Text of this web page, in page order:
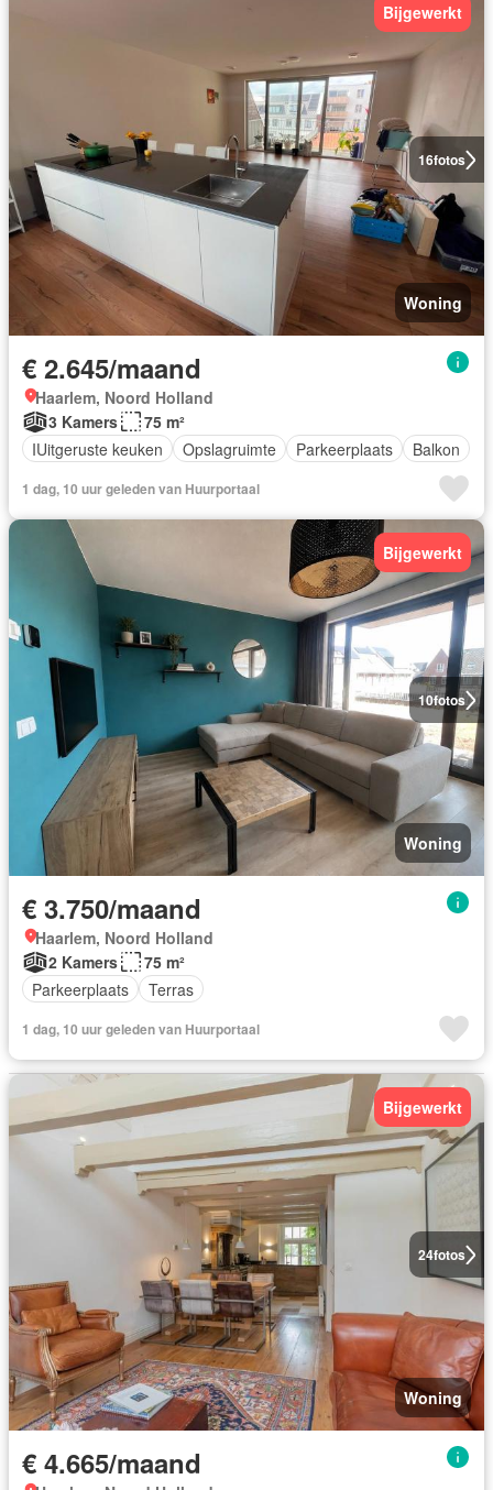
16fotos
Bijgewerkt
Woning
€ 2.645/maand
Haarlem, Noord Holland
3 Kamers
75 m²
IUitgeruste keuken
Opslagruimte Parkeerplaats Balkon
1 dag, 10 uur geleden van Huurportaal
10fotos
Bijgewerkt
Woning
€ 3.750/maand
Haarlem, Noord Holland
2 Kamers
75 m²
Parkeerplaats
Terras
1 dag, 10 uur geleden van Huurportaal
24fotos
Bijgewerkt
Woning
€ 4.665/maand